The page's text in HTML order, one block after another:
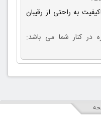
به راحتی از رقیبان
در کنار شما می باشد: